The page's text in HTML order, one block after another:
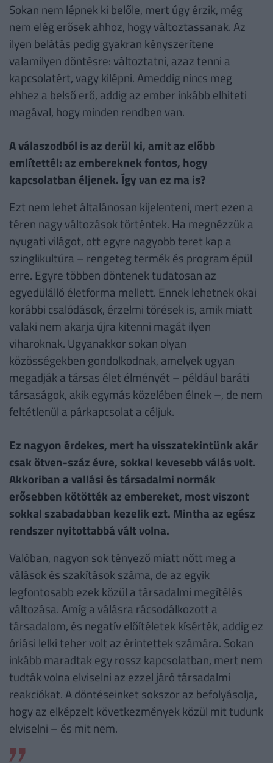
Sokan nem lépnek ki belőle, mert úgy érzik, még
nem elég erősek ahhoz, hogy változtassanak. Az
ilyen belátás pedig gyakran kényszerítene
valamilyen döntésre: változtatni, azaz tenni a
kapcsolatért, vagy kilépni. Ameddig nincs meg
ehhez a belső erő, addig az ember inkább elhiteti
magával, hogy minden rendben van.
A válaszodból is az derül ki, amit az előbb
említettél: az embereknek fontos, hogy
kapcsolatban éljenek. Így van ez ma is?
Ezt nem lehet általánosan kijelenteni, mert ezen a
téren nagy változások történtek. Ha megnézzük a
nyugati világot, ott egyre nagyobb teret kap a
szinglikultúra – rengeteg termék és program épül
erre. Egyre többen döntenek tudatosan az
egyedülálló életforma mellett. Ennek lehetnek okai
korábbi csalódások, érzelmi törések is, amik miatt
valaki nem akarja újra kitenni magát ilyen
viharoknak. Ugyanakkor sokan olyan
közösségekben gondolkodnak, amelyek ugyan
megadják a társas élet élményét – például baráti
társaságok, akik egymás közelében élnek –, de nem
feltétlenül a párkapcsolat a céljuk.
Ez nagyon érdekes, mert ha visszatekintünk akár
csak ötven-száz évre, sokkal kevesebb válás volt.
Akkoriban a vallási és társadalmi normák
erősebben kötötték az embereket, most viszont
sokkal szabadabban kezelik ezt. Mintha az egész
rendszer nyitottabbá vált volna.
Valóban, nagyon sok tényező miatt nőtt meg a
válások és szakítások száma, de az egyik
legfontosabb ezek közül a társadalmi megítélés
változása. Amíg a válásra rácsodálkozott a
társadalom, és negatív előítéletek kísérték, addig ez
óriási lelki teher volt az érintettek számára. Sokan
inkább maradtak egy rossz kapcsolatban, mert nem
tudták volna elviselni az ezzel járó társadalmi
reakciókat. A döntéseinket sokszor az befolyásolja,
hogy az elképzelt következmények közül mit tudunk
elviselni – és mit nem.